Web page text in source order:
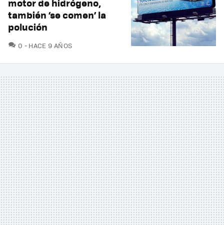
motor de hidrógeno,
también ‘se comen’ la
polución
0 COMENTARIOS
HACE 9 AÑOS